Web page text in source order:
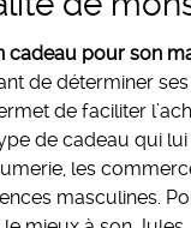
cadeau pour son
de déterminer
de faciliter
de cadeau qui lui
les
masculines.